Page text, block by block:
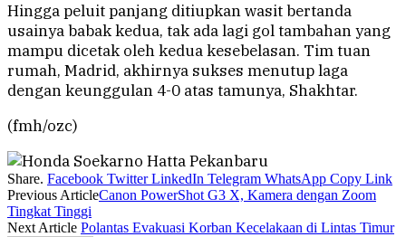
Hingga peluit panjang ditiupkan wasit bertanda
usainya babak kedua, tak ada lagi gol tambahan yang
mampu dicetak oleh kedua kesebelasan. Tim tuan
rumah, Madrid, akhirnya sukses menutup laga
dengan keunggulan 4-0 atas tamunya, Shakhtar.
(fmh/ozc)
Share. Facebook Twitter LinkedIn Telegram WhatsApp Copy Link
Previous ArticleCanon PowerShot G3 X, Kamera dengan Zoom
Tingkat Tinggi
Next Article Polantas Evakuasi Korban Kecelakaan di Lintas Timur